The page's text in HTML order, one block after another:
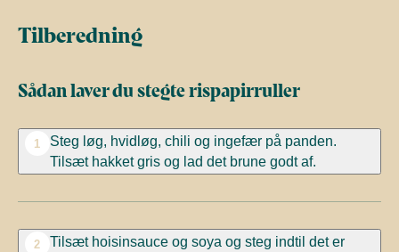
Tilberedning
Sådan laver du stegte rispapirruller
1
Steg løg, hvidløg, chili og ingefær på panden.
Tilsæt hakket gris og lad det brune godt af.
2
Tilsæt hoisinsauce og soya og steg indtil det er